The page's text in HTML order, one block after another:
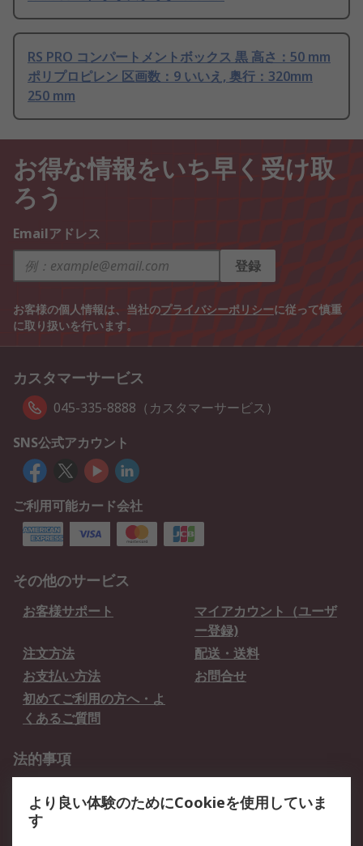
RS PRO コンパートメントボックス 黒 高さ：50 mm
ポリプロピレン 区画数：9 いいえ, 奥行：320mm
250 mm
お得な情報をいち早く受け取
ろう
Emailアドレス
登録
お客様の個人情報は、当社のプライバシーポリシーに従って慎重
に取り扱いを行います。
カスタマーサービス
045-335-8888（カスタマーサービス）
SNS公式アカウント
ご利用可能カード会社
その他のサービス
お客様サポート
マイアカウント（ユーザ
ー登録)
注文方法
配送・送料
お支払い方法
お問合せ
初めてご利用の方へ・よ
くあるご質問
法的事項
クッキーポリシー
より良い体験のためにCookieを使用していま
す